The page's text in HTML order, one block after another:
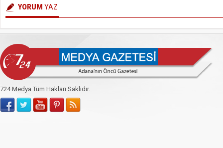
YORUM YAZ
724 Medya Tüm Hakları Saklıdır.